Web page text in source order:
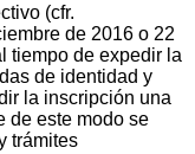
(cfr.
de 2016 o 22
tiempo de expedir la
de identidad y
la inscripción una
de este modo se
trámites